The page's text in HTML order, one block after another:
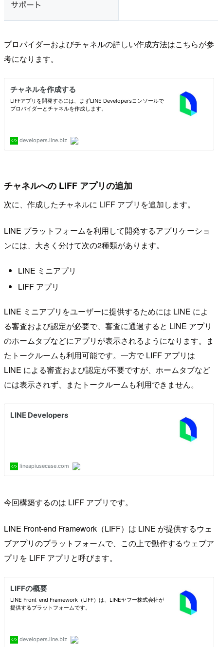
プロバイダーおよびチャネルの詳しい作成方法はこちらが参
考になります。
チャネルへの LIFF アプリの追加
次に、作成したチャネルに LIFF アプリを追加します。
LINE プラットフォームを利用して開発するアプリケーショ
ンには、大きく分けて次の2種類があります。
LINE ミニアプリ
LIFF アプリ
LINE ミニアプリをユーザーに提供するためには LINE によ
る審査および認定が必要で、審査に通過すると LINE アプリ
のホームタブなどにアプリが表示されるようになります。ま
たトークルームも利用可能です。一方で LIFF アプリは
LINE による審査および認定が不要ですが、ホームタブなど
には表示されず、またトークルームも利用できません。
今回構築するのは LIFF アプリです。
LINE Front-end Framework（LIFF）は LINE が提供するウェ
ブアプリのプラットフォームで、この上で動作するウェブア
プリを LIFF アプリと呼びます。